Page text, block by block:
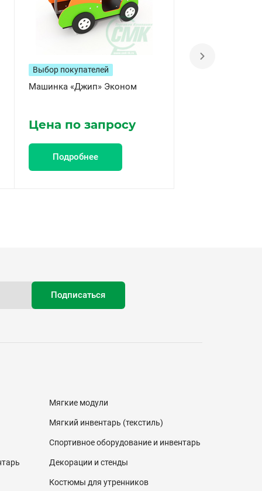
Выбор покупателей
Машинка «Джип» Эконом
Цена по запросу
Подробнее
Мягкие модули
Мягкий инвентарь (текстиль)
Спортивное оборудование и инвентарь
Декорации и стенды
Костюмы для утренников